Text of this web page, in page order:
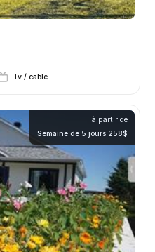
Tv / cable
à partir de
Semaine de 5 jours 258$